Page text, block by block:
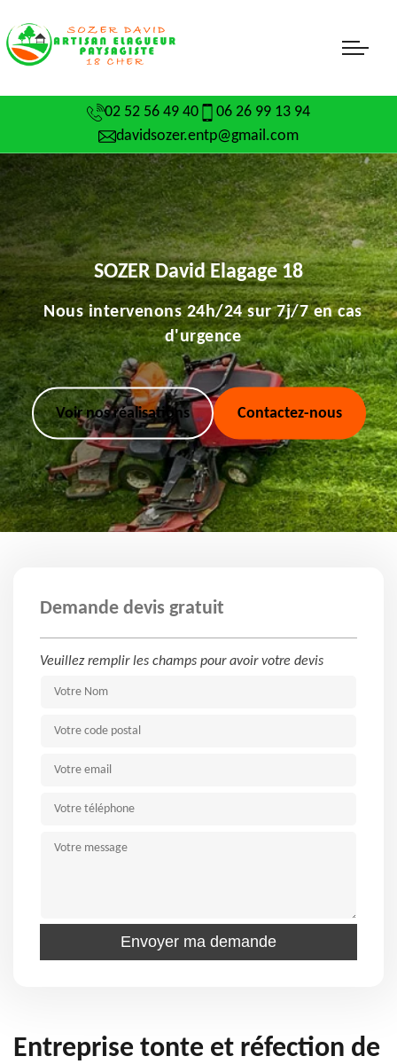
02 52 56 49 40
06 26 99 13 94
davidsozer.entp@gmail.com
SOZER David Elagage 18
Nous intervenons 24h/24 sur 7j/7 en cas
d'urgence
Voir nos réalisations Contactez-nous
Demande devis gratuit
Veuillez remplir les champs pour avoir votre devis
Entreprise tonte et réfection de